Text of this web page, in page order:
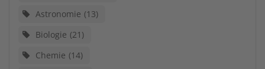
Astronomie 13
Biologie 21
Chemie 14